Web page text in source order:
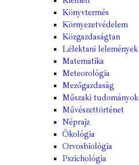
Könyvtermés
Környezetvédelem
Közgazdaságtan
Lélektani lelemények
Matematika
Meteorológia
Mezőgazdaság
Műszaki tudományok
Művészettörténet
Néprajz
Ökológia
Orvosbiológia
Pszichológia